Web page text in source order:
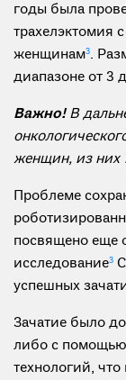
годы была
трахелэктомия
женщинам3.
диапазоне от 3
Важно!В
женщин, из них
Проблеме
посвящено еще
исследование3
успешных
Зачатие было
либо с помощью
технологий,